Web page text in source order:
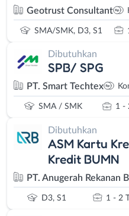
Geotrust Consultant
SMA/SMK, D3, S1
Dibutuhkan
SPB/ SPG
PT. Smart Techtex
SMA / SMK 1 -
Dibutuhkan
ASM Kartu
Kredit BUMN
PT. Anugerah Rekanan
D3, S1 1 - 2